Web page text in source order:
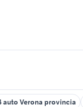
auto Verona provincia